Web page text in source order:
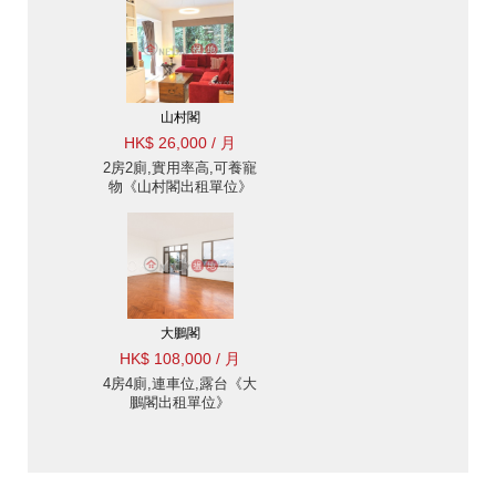
山村閣
HK$ 26,000 / 月
2房2廁,實用率高,可養寵
物《山村閣出租單位》
大鵬閣
HK$ 108,000 / 月
4房4廁,連車位,露台《大
鵬閣出租單位》